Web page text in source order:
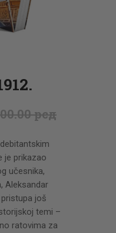
.00рсд
je prikazao
učesnika,
Aleksandar
još
temi –
ratovima za